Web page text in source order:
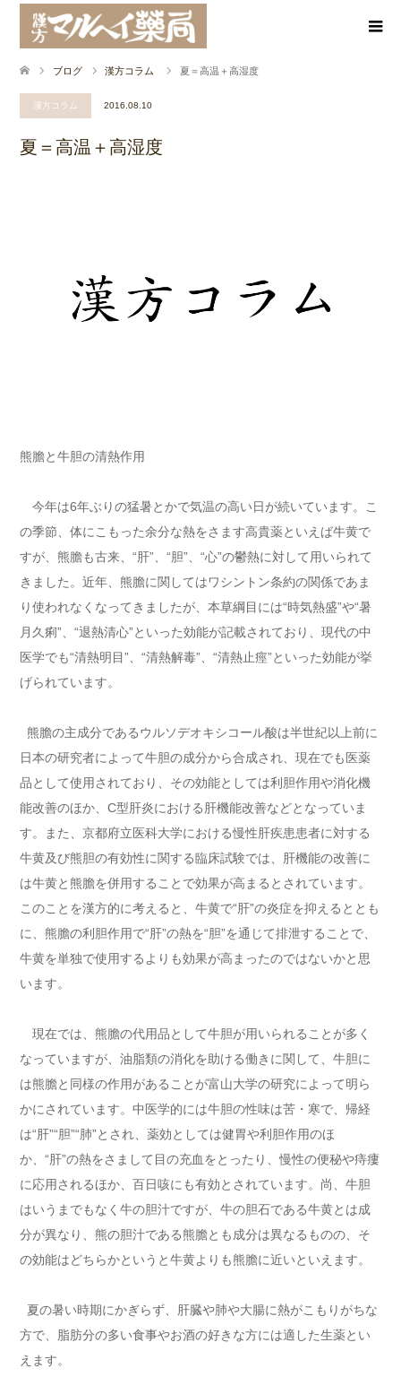
ブログ 漢方コラム 夏＝高温＋高湿度
漢方コラム 2016.08.10
夏＝高温＋高湿度
熊膽と牛胆の清熱作用
今年は6年ぶりの猛暑とかで気温の高い日が続いています。こ
の季節、体にこもった余分な熱をさます高貴薬といえば牛黄で
すが、熊膽も古来、“肝”、“胆”、“心”の鬱熱に対して用いられて
きました。近年、熊膽に関してはワシントン条約の関係であま
り使われなくなってきましたが、本草綱目には“時気熱盛”や“暑
月久痢”、“退熱清心”といった効能が記載されており、現代の中
医学でも“清熱明目”、“清熱解毒”、“清熱止痙”といった効能が挙
げられています。
熊膽の主成分であるウルソデオキシコール酸は半世紀以上前に
日本の研究者によって牛胆の成分から合成され、現在でも医薬
品として使用されており、その効能としては利胆作用や消化機
能改善のほか、C型肝炎における肝機能改善などとなっていま
す。また、京都府立医科大学における慢性肝疾患患者に対する
牛黄及び熊胆の有効性に関する臨床試験では、肝機能の改善に
は牛黄と熊膽を併用することで効果が高まるとされています。
このことを漢方的に考えると、牛黄で“肝”の炎症を抑えるととも
に、熊膽の利胆作用で“肝”の熱を“胆”を通じて排泄することで、
牛黄を単独で使用するよりも効果が高まったのではないかと思
います。
現在では、熊膽の代用品として牛胆が用いられることが多く
なっていますが、油脂類の消化を助ける働きに関して、牛胆に
は熊膽と同様の作用があることが富山大学の研究によって明ら
かにされています。中医学的には牛胆の性味は苦・寒で、帰経
は“肝”“胆”“肺”とされ、薬効としては健胃や利胆作用のほ
か、“肝”の熱をさまして目の充血をとったり、慢性の便秘や痔瘻
に応用されるほか、百日咳にも有効とされています。尚、牛胆
はいうまでもなく牛の胆汁ですが、牛の胆石である牛黄とは成
分が異なり、熊の胆汁である熊膽とも成分は異なるものの、そ
の効能はどちらかというと牛黄よりも熊膽に近いといえます。
夏の暑い時期にかぎらず、肝臓や肺や大腸に熱がこもりがちな
方で、脂肪分の多い食事やお酒の好きな方には適した生薬とい
えます。